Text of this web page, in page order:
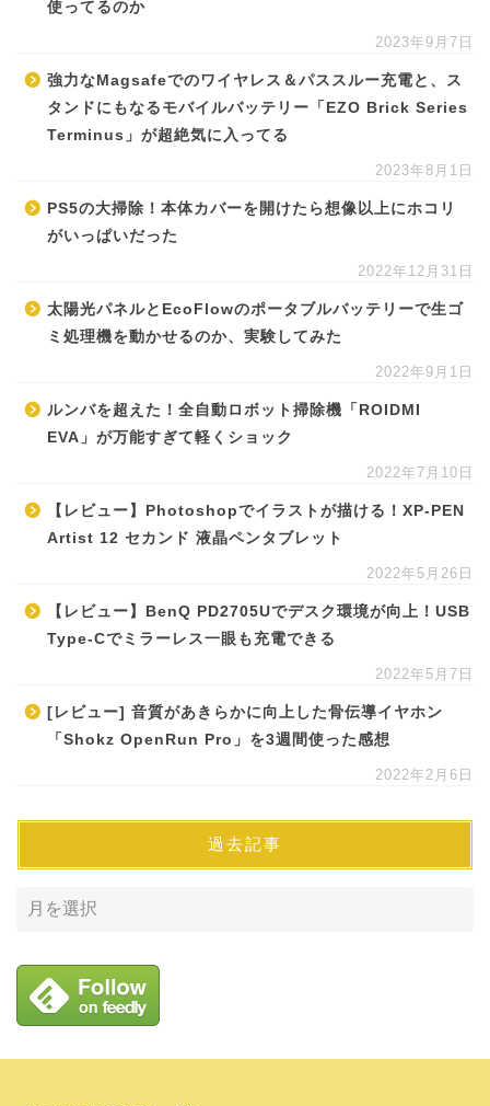
使ってるのか
2023年9月7日
強力なMagsafeでのワイヤレス＆パススルー充電と、ス
タンドにもなるモバイルバッテリー「EZO Brick Series
Terminus」が超絶気に入ってる
2023年8月1日
PS5の大掃除！本体カバーを開けたら想像以上にホコリ
がいっぱいだった
2022年12月31日
太陽光パネルとEcoFlowのポータブルバッテリーで生ゴ
ミ処理機を動かせるのか、実験してみた
2022年9月1日
ルンバを超えた！全自動ロボット掃除機「ROIDMI
EVA」が万能すぎて軽くショック
2022年7月10日
【レビュー】Photoshopでイラストが描ける！XP-PEN
Artist 12 セカンド 液晶ペンタブレット
2022年5月26日
【レビュー】BenQ PD2705Uでデスク環境が向上！USB
Type-Cでミラーレス一眼も充電できる
2022年5月7日
[レビュー] 音質があきらかに向上した骨伝導イヤホン
「Shokz OpenRun Pro」を3週間使った感想
2022年2月6日
過去記事